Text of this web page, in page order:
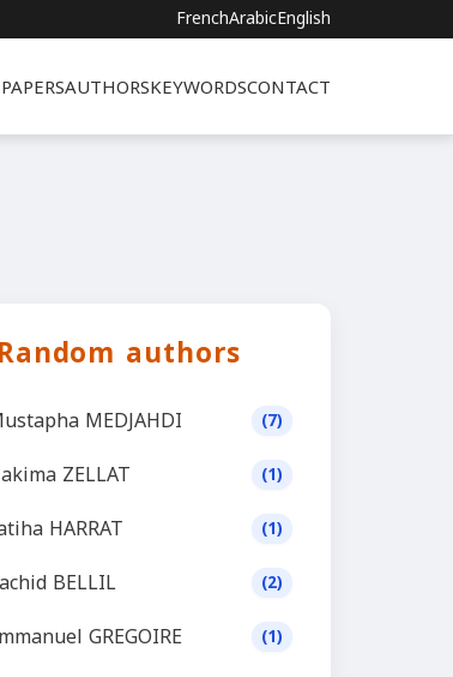
FrenchArabicEnglish
AUTHORSKEYWORDSCONTACT
Random authors
MEDJAHDI (7)
ZELLAT (1)
HARRAT (1)
BELLIL (2)
GREGOIRE (1)